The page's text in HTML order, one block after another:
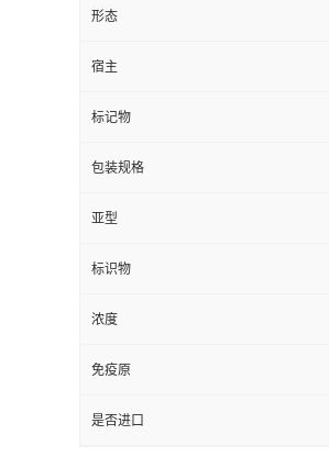
形态
宿主
标记物
包装规格
亚型
标识物
浓度
免疫原
是否进口